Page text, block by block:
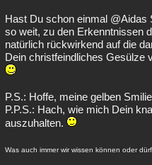
Hast Du schon einmal @Aidas
so weit, zu den Erkenntnissen
natürlich rückwirkend auf die
Dein christfeindliches Gesülze
P.S.: Hoffe, meine gelben
P.P.S.: Hach, wie mich Dein
auszuhalten.
Was auch immer wir wissen können oder